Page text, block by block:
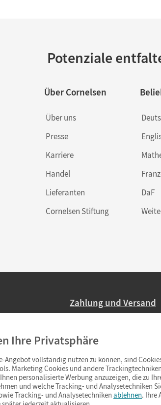
Potenziale
Über Cornelsen
Über uns
Presse
Karriere
Handel
Lieferanten
Cornelsen Stiftung
DaF
Zahlung und Versand
Ab 59,– EUR
(Lieferung in 3–6
Ihre Privatsphäre
Angebot vollständig nutzen zu können, sind
Marketing Cookies und andere
personalisierte Werbung anzuzeigen, die zu
und welche Tracking- und Analysetechniken
Tracking- und Analysetechniken ablehnen. Ihre